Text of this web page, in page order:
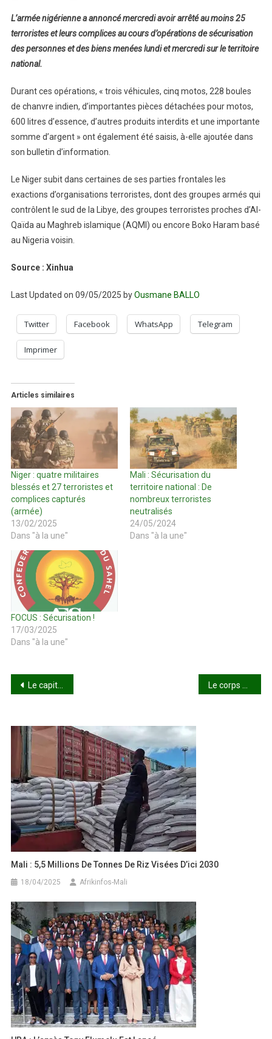
L’armée nigérienne a annoncé mercredi avoir arrêté au moins 25
terroristes et leurs complices au cours d’opérations de sécurisation
des personnes et des biens menées lundi et mercredi sur le territoire
national.
Durant ces opérations, « trois véhicules, cinq motos, 228 boules
de chanvre indien, d’importantes pièces détachées pour motos,
600 litres d’essence, d’autres produits interdits et une importante
somme d’argent » ont également été saisis, à-elle ajoutée dans
son bulletin d’information.
Le Niger subit dans certaines de ses parties frontales les
exactions d’organisations terroristes, dont des groupes armés qui
contrôlent le sud de la Libye, des groupes terroristes proches d’Al-
Qaïda au Maghreb islamique (AQMI) ou encore Boko Haram basé
au Nigeria voisin.
Source : Xinhua
Last Updated on 09/05/2025 byOusmane BALLO
Twitter Facebook WhatsApp Telegram
Imprimer
Articles similaires
Niger : quatre militaires
blessés et 27 terroristes et
complices capturés
(armée)
13/02/2025
Dans "à la une"
Mali : Sécurisation du
territoire national : De
nombreux terroristes
neutralisés
24/05/2024
Dans "à la une"
FOCUS : Sécurisation !
17/03/2025
Dans "à la une"
Navigation
l’article
Le capitaine Traoré en visite officielle à Moscou
Mali : 5,5 Millions De Tonnes De Riz Visées D’ici 2030
18/04/2025 Afrikinfos-Mali